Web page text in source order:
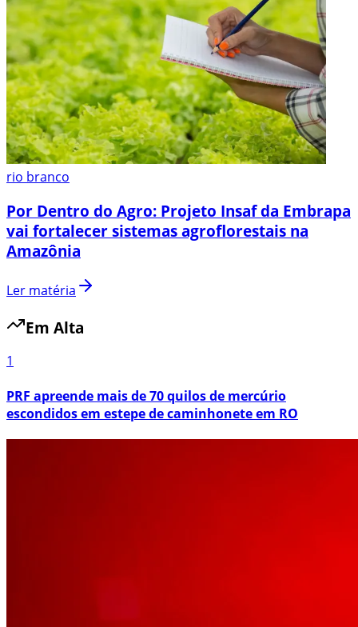
rio branco
Por Dentro do Agro: Projeto Insaf da Embrapa
vai fortalecer sistemas agroflorestais na
Amazônia
Ler matéria
Em Alta
1
PRF apreende mais de 70 quilos de mercúrio
escondidos em estepe de caminhonete em RO